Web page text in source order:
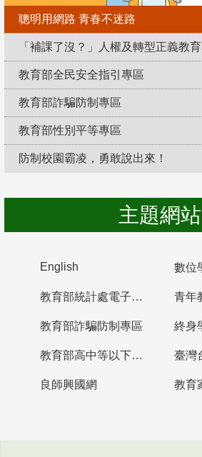
聰明用網路 青春不迷路
「補課了沒？」人權及轉型正義教
教育部全民安全指引專區
教育部詐騙防制專區
教育部性別平等專區
防制校園霸凌，勇敢說出來！
主題網站
English 數位
教育部統計處電子書櫃
教育部詐騙防制專區 終身
教育部高中等以下學校及幼兒園教師資格檢定考試
良師興國網
教育